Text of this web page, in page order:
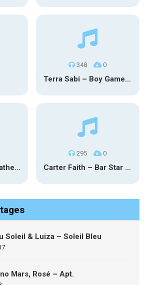
348 0
Terra Sabi – Boy Game X Marcia Cruz
The Game – Like Father Like Daughter
295 0
Carter Faith – Bar Star Vevo
Soleil & Luiza – Soleil Bleu
Mars, Rosé – Apt.